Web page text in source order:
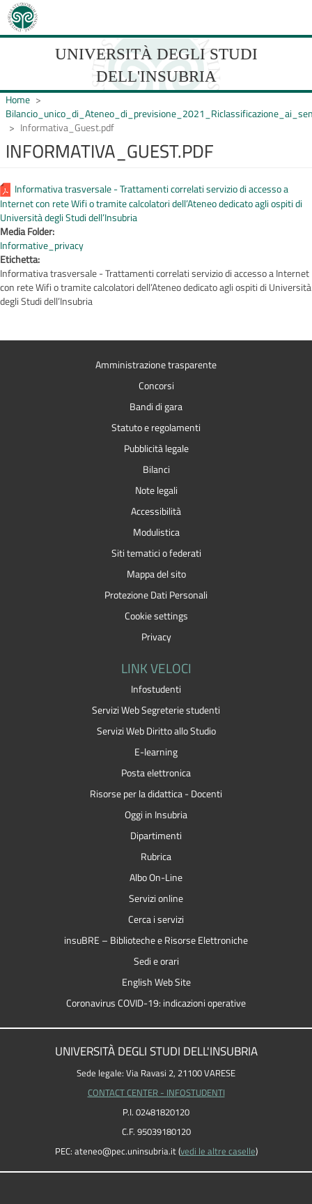
Salta
contenuto
UNIVERSITÀ DEGLI STUDI
DELL'INSUBRIA
UNIVERSIT�
STUDI
DELL'INSUBRIA
Home
Informativa_Guest.pdf
INFORMATIVA_GUEST.PDF
Informativa trasversale - Trattamenti correlati servizio di accesso a
Internet con rete Wifi o tramite calcolatori dell’Ateneo dedicato agli ospiti di
Università degli Studi dell’Insubria
Media Folder:
Informative_privacy
Etichetta:
Informativa trasversale - Trattamenti correlati servizio di accesso a Internet
con rete Wifi o tramite calcolatori dell’Ateneo dedicato agli ospiti di Università
degli Studi dell’Insubria
Amministrazione trasparente
Concorsi
Bandi di gara
Statuto e regolamenti
Pubblicità legale
Bilanci
Note legali
Accessibilità
Modulistica
Siti tematici o federati
Mappa del sito
Protezione Dati Personali
Cookie settings
Privacy
LINK VELOCI
Infostudenti
Servizi Web Segreterie studenti
Servizi Web Diritto allo Studio
E-learning
Posta elettronica
Risorse per la didattica - Docenti
Oggi in Insubria
Dipartimenti
Rubrica
Albo On-Line
Servizi online
Cerca i servizi
insuBRE – Biblioteche e Risorse Elettroniche
Sedi e orari
English Web Site
Coronavirus COVID-19: indicazioni operative
UNIVERSITÀ DEGLI STUDI DELL'INSUBRIA
Sede legale: Via Ravasi 2, 21100 VARESE
CONTACT CENTER - INFOSTUDENTI
P.I. 02481820120
C.F. 95039180120
PEC: ateneo@pec.uninsubria.it (vedi le altre caselle)